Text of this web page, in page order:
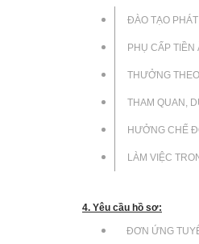
ĐÀO TẠO
PHỤ CẤP TIỀN
THƯỞNG
THAM QUAN,
HƯỞNG CHẾ
LÀM VIỆC
4. Yêu cầu hồ sơ:
ĐƠN ỨNG